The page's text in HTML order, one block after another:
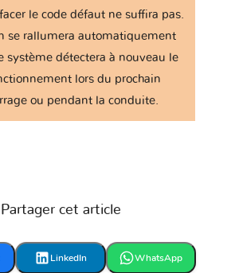
le code défaut ne suffira pas.
se rallumera automatiquement
système détectera à nouveau le
lors du prochain
ou pendant la conduite.
Partager cet article
LinkedIn WhatsApp